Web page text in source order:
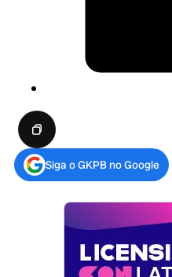
Siga o GKPB no Google